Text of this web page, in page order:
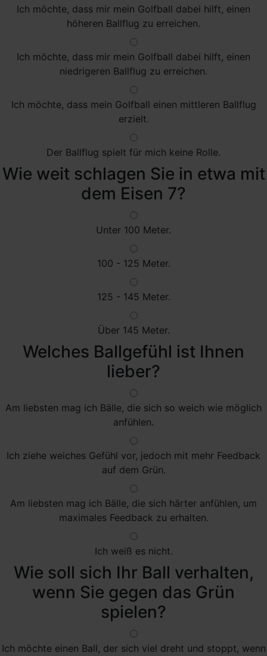
Ich möchte, dass mir mein Golfball dabei hilft, einen
höheren Ballflug zu erreichen.
Ich möchte, dass mir mein Golfball dabei hilft, einen
niedrigeren Ballflug zu erreichen.
Ich möchte, dass mein Golfball einen mittleren Ballflug
erzielt.
Der Ballflug spielt für mich keine Rolle.
Wie weit schlagen Sie in etwa mit
dem Eisen 7?
Unter 100 Meter.
100 - 125 Meter.
125 - 145 Meter.
Über 145 Meter.
Welches Ballgefühl ist Ihnen
lieber?
Am liebsten mag ich Bälle, die sich so weich wie möglich
anfühlen.
Ich ziehe weiches Gefühl vor, jedoch mit mehr Feedback
auf dem Grün.
Am liebsten mag ich Bälle, die sich härter anfühlen, um
maximales Feedback zu erhalten.
Ich weiß es nicht.
Wie soll sich Ihr Ball verhalten,
wenn Sie gegen das Grün
spielen?
Ich möchte einen Ball, der sich viel dreht und stoppt, wenn